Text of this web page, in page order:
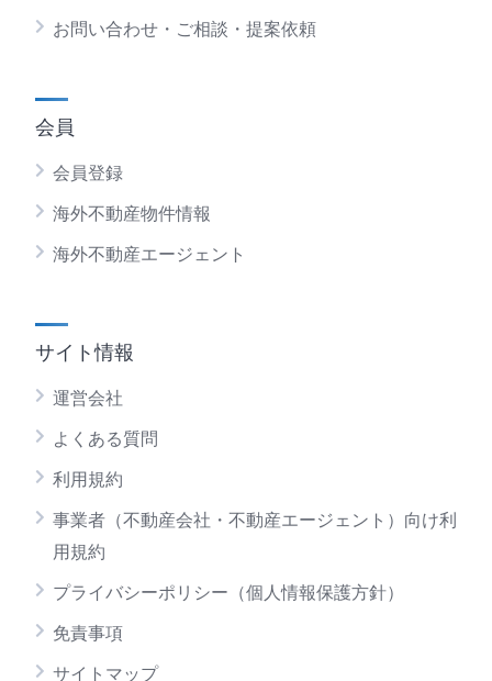
お問い合わせ・ご相談・提案依頼
会員
会員登録
海外不動産物件情報
海外不動産エージェント
サイト情報
運営会社
よくある質問
利用規約
事業者（不動産会社・不動産エージェント）向け利
用規約
プライバシーポリシー（個人情報保護方針）
免責事項
サイトマップ